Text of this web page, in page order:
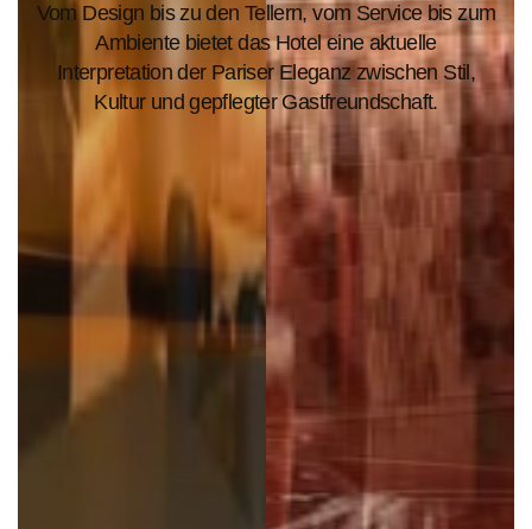
Vom Design bis zu den Tellern, vom Service bis zum
Ambiente bietet das Hotel eine aktuelle
Interpretation der Pariser Eleganz zwischen Stil,
Kultur und gepflegter Gastfreundschaft.